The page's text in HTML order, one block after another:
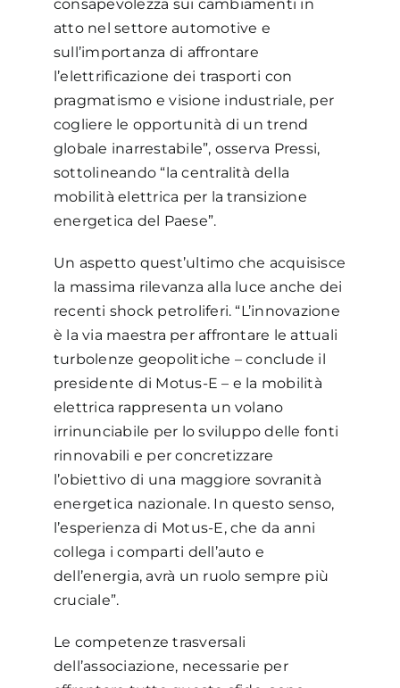
consapevolezza sui cambiamenti in
atto nel settore automotive e
sull’importanza di affrontare
l’elettrificazione dei trasporti con
pragmatismo e visione industriale, per
cogliere le opportunità di un trend
globale inarrestabile”, osserva Pressi,
sottolineando “la centralità della
mobilità elettrica per la transizione
energetica del Paese”.
Un aspetto quest’ultimo che acquisisce
la massima rilevanza alla luce anche dei
recenti shock petroliferi. “L’innovazione
è la via maestra per affrontare le attuali
turbolenze geopolitiche – conclude il
presidente di Motus-E – e la mobilità
elettrica rappresenta un volano
irrinunciabile per lo sviluppo delle fonti
rinnovabili e per concretizzare
l’obiettivo di una maggiore sovranità
energetica nazionale. In questo senso,
l’esperienza di Motus-E, che da anni
collega i comparti dell’auto e
dell’energia, avrà un ruolo sempre più
cruciale”.
Le competenze trasversali
dell’associazione, necessarie per